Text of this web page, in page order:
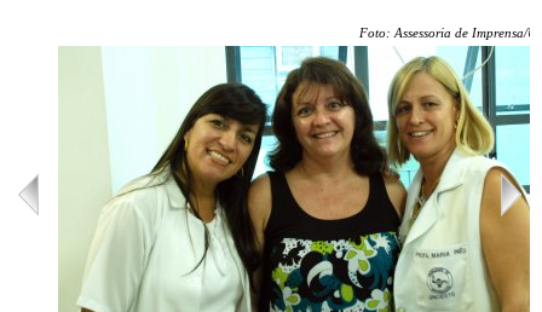
Foto: Assessoria de Imprensa/